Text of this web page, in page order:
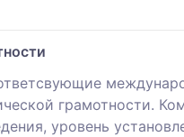
грамотности.
уровень